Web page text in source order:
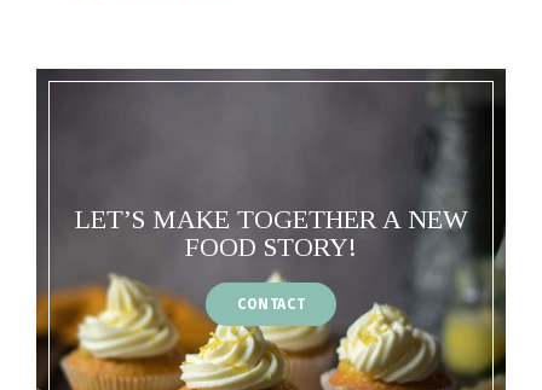
LET’S MAKE TOGETHER A NEW
FOOD STORY!
CONTACT